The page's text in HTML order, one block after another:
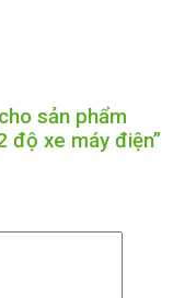
sản phẩm
độ xe máy điện”